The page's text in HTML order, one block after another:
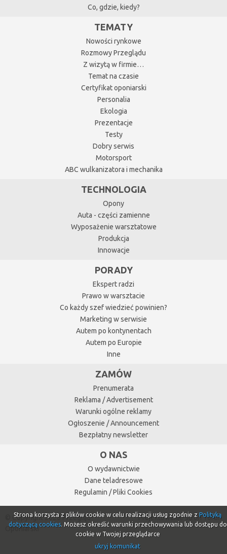
Co, gdzie, kiedy?
TEMATY
Nowości rynkowe
Rozmowy Przeglądu
Z wizytą w firmie…
Temat na czasie
Certyfikat oponiarski
Personalia
Ekologia
Prezentacje
Testy
Dobry serwis
Motorsport
ABC wulkanizatora i mechanika
TECHNOLOGIA
Opony
Auta - części zamienne
Wyposażenie warsztatowe
Produkcja
Innowacje
PORADY
Ekspert radzi
Prawo w warsztacie
Co każdy szef wiedzieć powinien?
Marketing w serwisie
Autem po kontynentach
Autem po Europie
Inne
ZAMÓW
Prenumerata
Reklama / Advertisement
Warunki ogólne reklamy
Ogłoszenie / Announcement
Bezpłatny newsletter
O NAS
O wydawnictwie
Dane teladresowe
Regulamin / Pliki Cookies
© Copyright 2026 Przegląd
Oponiarski
Projektowanie stron Toruń
Strona korzysta z plików cookie w celu realizacji usług zgodnie z Polityką
dotyczącą cookies. Możesz określić warunki przechowywania lub dostępu do
cookie w Twojej przeglądarce
ukryj komunikat